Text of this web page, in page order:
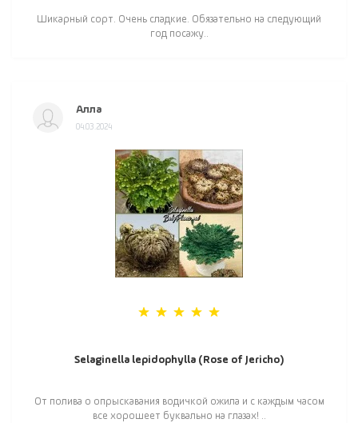
Шикарный сорт. Очень сладкие. Обязательно на следующий
год посажу..
Алла
04.03.2024
Selaginella lepidophylla (Rose of Jericho)
От полива о опрыскавания водичкой ожила и с каждым часом
все хорошеет буквально на глазах! ..